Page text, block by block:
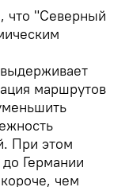
что "Северный
маршрутов
При этом
Германии
чем